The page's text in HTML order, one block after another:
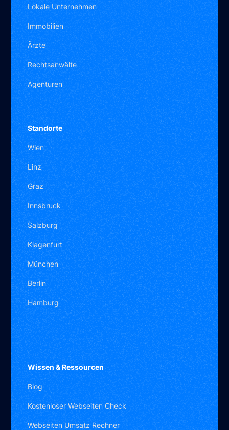
Lokale Unternehmen
Immobilien
Ärzte
Rechtsanwälte
Agenturen
Standorte
Wien
Linz
Graz
Innsbruck
Salzburg
Klagenfurt
München
Berlin
Hamburg
Wissen & Ressourcen
Blog
Kostenloser Webseiten Check
Webseiten Umsatz Rechner
Benjamin Abramov
Gründer